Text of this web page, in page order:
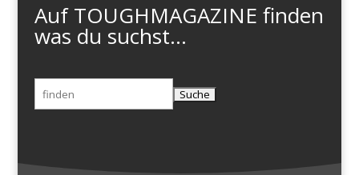
Auf TOUGHMAGAZINE finden
was du suchst...
Suchen
nach: